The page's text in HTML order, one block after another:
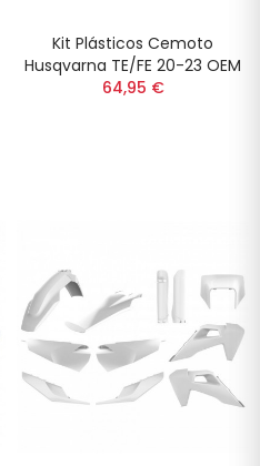
Kit Plásticos Cemoto
Husqvarna TE/FE 20-23 OEM
64,95 €